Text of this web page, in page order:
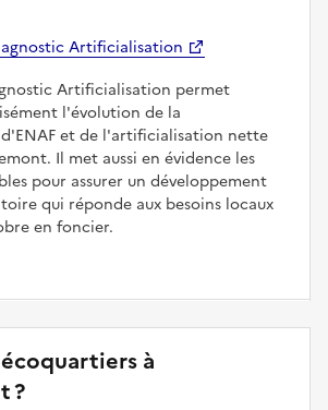
Artificialisation
Artificialisation permet
l'évolution de la
et de l'artificialisation nette
Il met aussi en évidence les
pour assurer un développement
qui réponde aux besoins locaux
en foncier.
à
?